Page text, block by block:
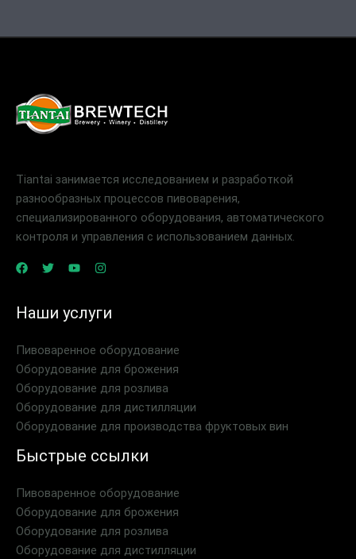
Tiantai занимается исследованием и разработкой
разнообразных процессов пивоварения,
специализированного оборудования, автоматического
контроля и управления с использованием данных.
Наши услуги
Пивоваренное оборудование
Оборудование для брожения
Оборудование для розлива
Оборудование для дистилляции
Оборудование для производства фруктовых вин
Быстрые ссылки
Пивоваренное оборудование
Оборудование для брожения
Оборудование для розлива
Оборудование для дистилляции